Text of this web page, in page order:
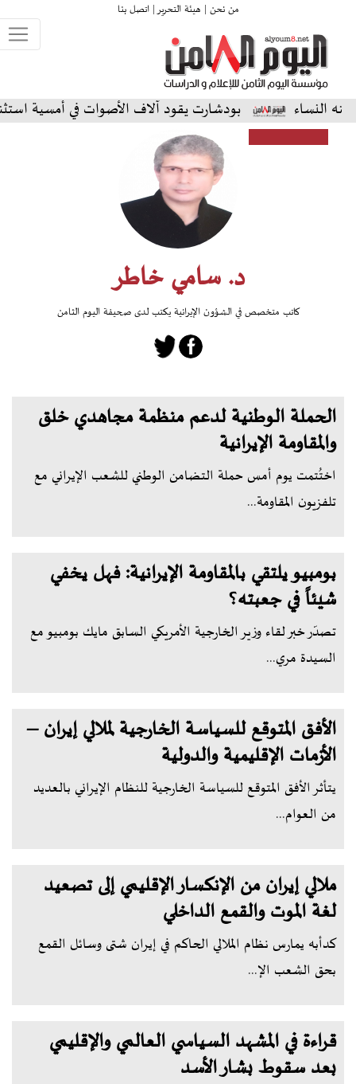
من نحن | هيئة التحرير |اتصل بنا
بودشارت يقود آلاف الأصوات في أمسية استثنائية على
د. سامي خاطر
كاتب متخصص في الشؤون الإيرانية يكتب لدى صحيفة اليوم الثامن
الحملة الوطنية لدعم منظمة مجاهدي خلق
والمقاومة الإيرانية
اختُتمت يوم أمس حملة التضامن الوطني للشعب الإيراني مع
تلفزيون المقاومة...
بومبيو يلتقي بالمقاومة الإيرانية: فهل يخفي
شيئاً في جعبته؟
تصدّر خبر لقاء وزير الخارجية الأمريكي السابق مايك بومبيو مع
السيدة مري...
الأفق المتوقع للسياسة الخارجية لملالي إيران –
الأزمات الإقليمية والدولية
يتأثر الأفق المتوقع للسياسة الخارجية للنظام الإيراني بالعديد
من العوام...
ملالي إيران من الإنكسار الإقليمي إلى تصعيد
لغة الموت والقمع الداخلي
كدأبه يمارس نظام الملالي الحاكم في إيران شتى وسائل القمع
بحق الشعب الإ...
قراءة في المشهد السياسي العالمي والإقليمي
بعد سقوط بشار الأسد